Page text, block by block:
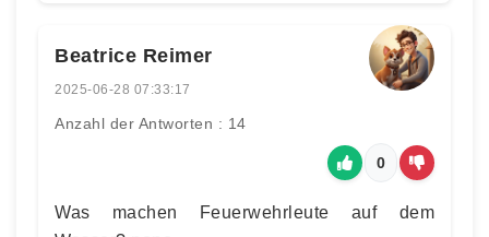
Beatrice Reimer
2025-06-28 07:33:17
Anzahl der Antworten : 14
0
Was machen Feuerwehrleute auf dem